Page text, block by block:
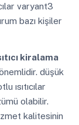
varyant3
bazı kişiler
kiralama
düşük
ısıtıcılar
olabilir.
kalitesinin